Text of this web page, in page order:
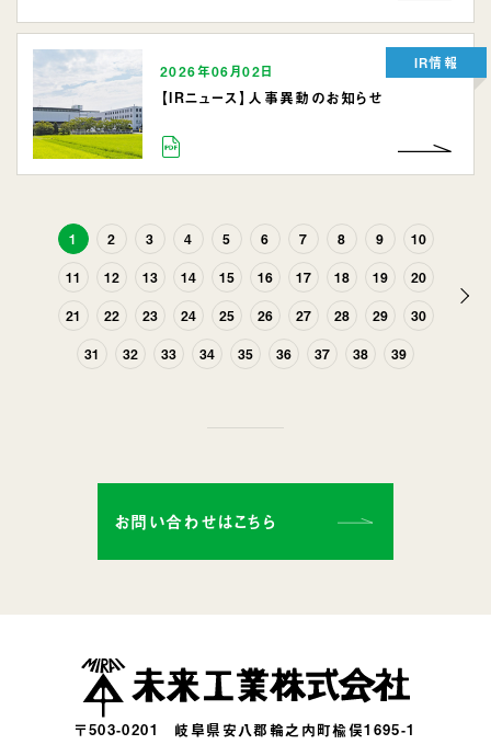
2026年06月02日
【IRニュース】人事異動のお知らせ
IR情報
1 2 3 4 5 6 7 8 9
10
11
12 13 14 15 16 17 18 19
20
21
22 23 24 25 26 27 28 29
30
31
32 33 34 35 36 37 38 39
次
お問い合わせはこちら
〒503-0201 岐阜県安八郡輪之内町楡俣1695-1